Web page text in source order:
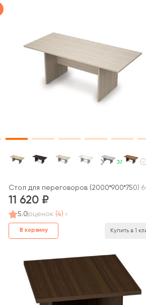
В наличии
Стол для переговоров (2000*900*750)
11 620
5.0 оценок (4)
В корзину Купить в 1